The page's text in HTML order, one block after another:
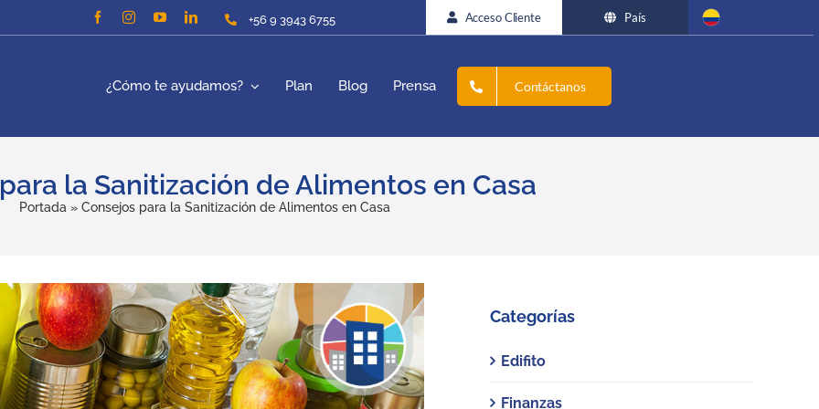
+56 9 3943 6755 Acceso Cliente País
¿Cómo te ayudamos? Plan Blog Prensa Contáctanos
la Sanitización de Alimentos en Casa
Portada » Consejos para la Sanitización de Alimentos en Casa
Categorías
Edifito
Finanzas